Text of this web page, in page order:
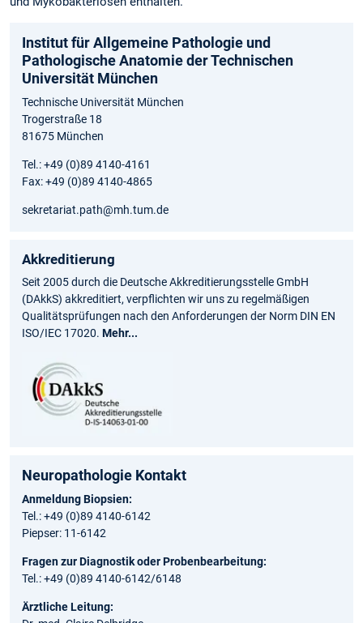
Institut für Allgemeine Pathologie und
Pathologische Anatomie der Technischen
Universität München
Technische Universität München
Trogerstraße 18
81675 München
Tel.: +49 (0)89 4140-4161
Fax: +49 (0)89 4140-4865
sekretariat.path@mh.tum.de
Akkreditierung
Seit 2005 durch die Deutsche Akkreditierungsstelle GmbH
(DAkkS) akkreditiert, verpflichten wir uns zu regelmäßigen
Qualitätsprüfungen nach den Anforderungen der Norm DIN EN
ISO/IEC 17020. Mehr...
Neuropathologie Kontakt
Anmeldung Biopsien:
Tel.: +49 (0)89 4140-6142
Piepser: 11-6142
Fragen zur Diagnostik oder Probenbearbeitung:
Tel.: +49 (0)89 4140-6142/6148
Ärztliche Leitung: